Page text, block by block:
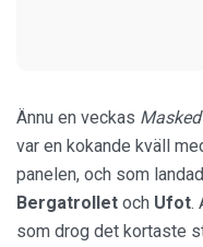
Ännu en veckas
var en kokande kväll
panelen, och som
Bergatrollet och Ufot.
som drog det kortaste